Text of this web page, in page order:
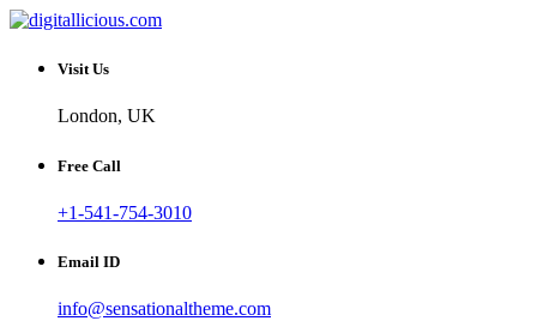
Skip
content
digitallicious.com
Sharing Digital Information
Visit Us
London, UK
Free Call
+1-541-754-3010
Email ID
info@sensationaltheme.com